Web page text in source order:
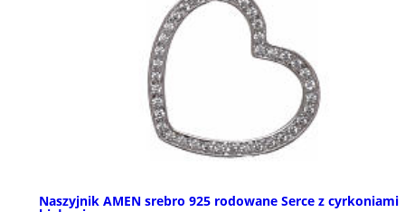
Naszyjnik AMEN srebro 925 rodowane Serce z cyrkoniami